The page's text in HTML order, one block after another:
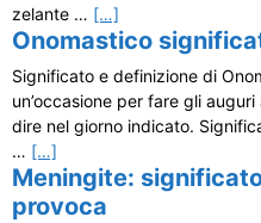
zelante … […]
Onomastico
Significato e definizione di
un’occasione per fare gli
dire nel giorno indicato.
… […]
Meningite:
provoca